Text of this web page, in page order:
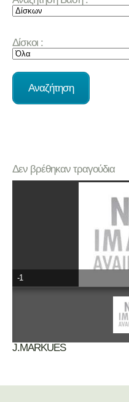
Δίσκοι :
Δεν βρέθηκαν τραγούδια
-1
J.MARKUES